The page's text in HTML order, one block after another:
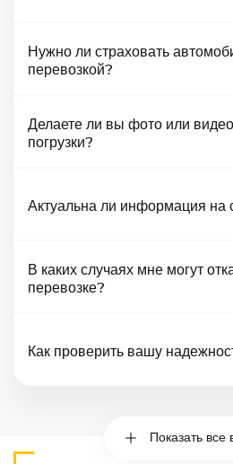
Нужно ли страховать
перевозкой?
Делаете ли вы фото или
погрузки?
Актуальна ли информация на
В каких случаях мне могут
перевозке?
Как проверить вашу
Показать все